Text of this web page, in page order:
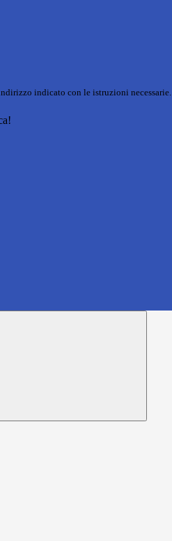
indicato con le istruzioni necessarie.